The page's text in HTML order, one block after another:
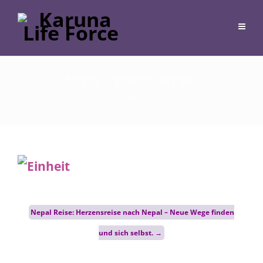
Post
navigation
Nepal Reise: Herzensreise nach Nepal – Neue Wege finden
und sich selbst. →